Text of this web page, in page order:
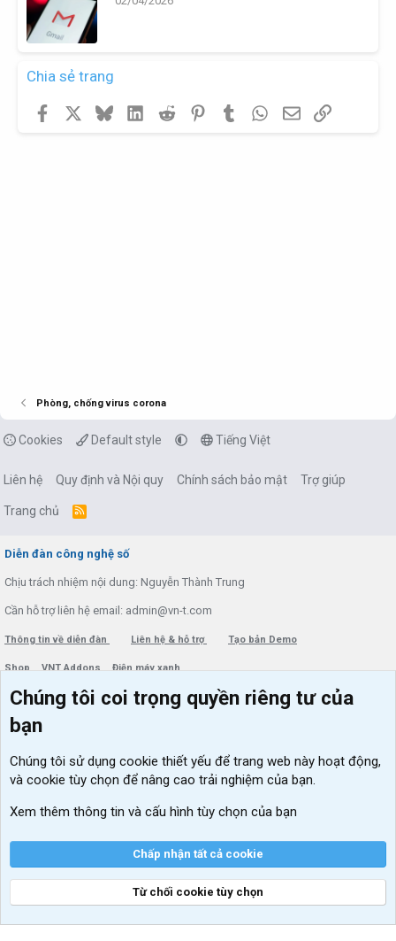
Chia sẻ trang
Facebook BlueskyLinkedInReddit PinterestTumblr WhatsApp
EmailLink
Phòng, chống virus corona
Cookies Default style Tiếng Việt
Liên hệ Quy định và Nội quy Chính sách bảo mật Trợ giúp
Trang chủ
R
Diễn đàn công nghệ số
Chịu trách nhiệm nội dung: Nguyễn Thành Trung
Cần hỗ trợ liên hệ email: admin@vn-t.com
Thông tin về diễn đàn Liên hệ & hỗ trợ Tạo bản Demo
Shop VNT Addons Điện máy xanh
Menu thành viên
Đăng nhập
Diễn đàn
Kích hoạt Windows/ Office miễn phí
VIP add-ons Xenforo
Khuyến mãi và tài trợ
Chúng tôi coi trọng quyền riêng tư của
bạn
Chúng tôi sử dụng cookie thiết yếu để trang web này hoạt động,
và cookie tùy chọn để nâng cao trải nghiệm của bạn.
Xem thêm thông tin và cấu hình tùy chọn của bạn
Chấp nhận tất cả cookie
Từ chối cookie tùy chọn